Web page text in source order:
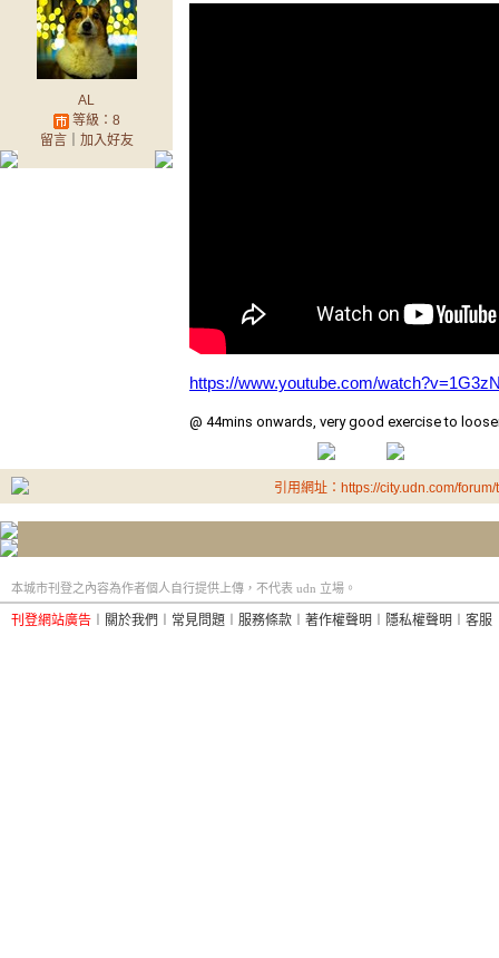
AL
等級：8
留言｜ 加入好友
https://www.youtube.com/
@ 44mins onwards, very good exercise to
引用網址：https://city.udn.com/
本城市刊登之內容為作者個人自行提供上傳，不代表 udn 立場。
刊登網站廣告 關於我們 常見問題 服務條款 著作權聲明 隱私權聲明 客服